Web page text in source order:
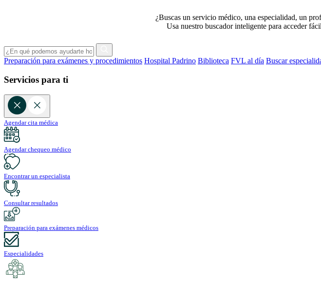
¿Buscas un servicio médico, una especialidad, un
Usa nuestro buscador inteligente para acceder
Preparación para exámenes y procedimientos Hospital Padrino Biblioteca FVL al día Buscar
Servicios para ti
Agendar cita médica
Agendar chequeo médico
Encontrar un especialista
Consultar resultados
Preparación para exámenes médicos
Especialidades